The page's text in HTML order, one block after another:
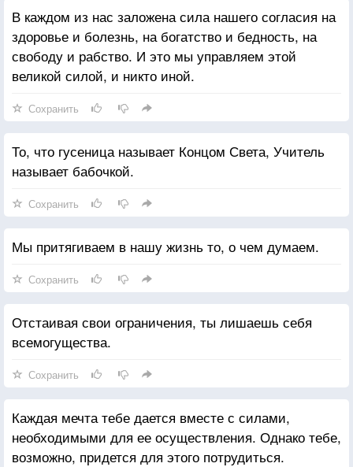
В каждом из нас заложена сила нашего согласия на
здоровье и болезнь, на богатство и бедность, на
свободу и рабство. И это мы управляем этой
великой силой, и никто иной.
Сохранить
То, что гусеница называет Концом Света, Учитель
называет бабочкой.
Сохранить
Мы притягиваем в нашу жизнь то, о чем думаем.
Сохранить
Отстаивая свои ограничения, ты лишаешь себя
всемогущества.
Сохранить
Каждая мечта тебе дается вместе с силами,
необходимыми для ее осуществления. Однако тебе,
возможно, придется для этого потрудиться.